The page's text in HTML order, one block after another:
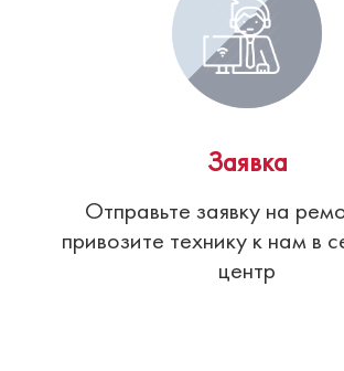
Заявка
Отправьте заявку на
привозите технику к нам в
центр